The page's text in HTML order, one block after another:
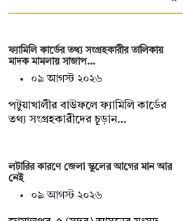
ফ্যামিলি কার্ডের তথ্য সংগ্রহকারীর তালিকায়
মাদক মামলায় সাজাপ…
০৯ আগস্ট ২০২৬
পটুয়াখালীর বাউফলে ফ্যামিলি কার্ডের
তথ্য সংগ্রহকারীদের চূড়ান…
লটারির কারণে জেলা স্কুলের আগের মান আর
নেই
০৯ আগস্ট ২০২৬